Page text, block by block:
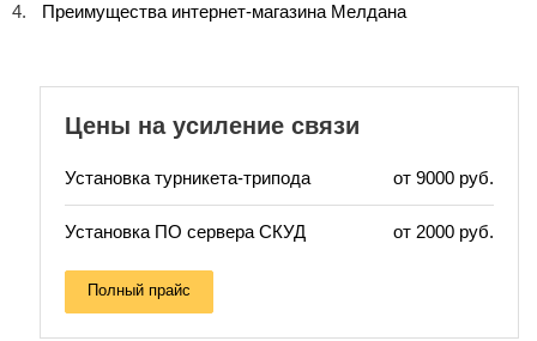
Преимущества интернет-магазина Мелдана
Цены на усиление связи
Установка турникета-трипода от 9000 руб.
Установка ПО сервера СКУД от 2000 руб.
Полный прайс